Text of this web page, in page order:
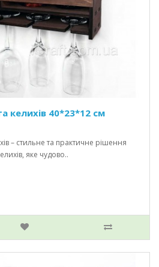
келихів 40*23*12 см
– стильне та практичне рішення
яке чудово..